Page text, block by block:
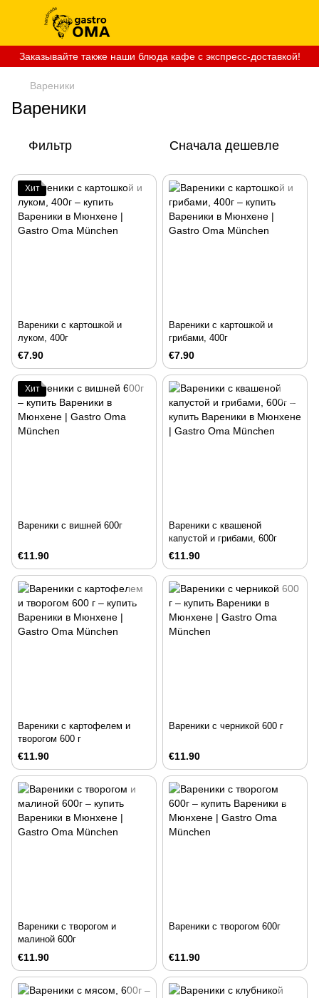
Заказывайте также наши блюда кафе с экспресс-доставкой!
Вареники
Вареники
Фильтр Сначала дешевле
Хит
Вареники с картошкой и
луком, 400г
€7.90
Вареники с картошкой и
грибами, 400г
€7.90
Хит
Вареники с вишней 600г
€11.90
Вареники с квашеной
капустой и грибами, 600г
€11.90
Вареники с картофелем и
творогом 600 г
€11.90
Вареники с черникой 600 г
€11.90
Вареники с творогом и
малиной 600г
€11.90
Вареники с творогом 600г
€11.90